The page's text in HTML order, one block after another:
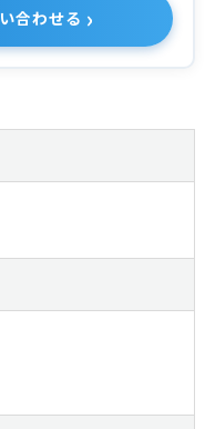
合わせる ›